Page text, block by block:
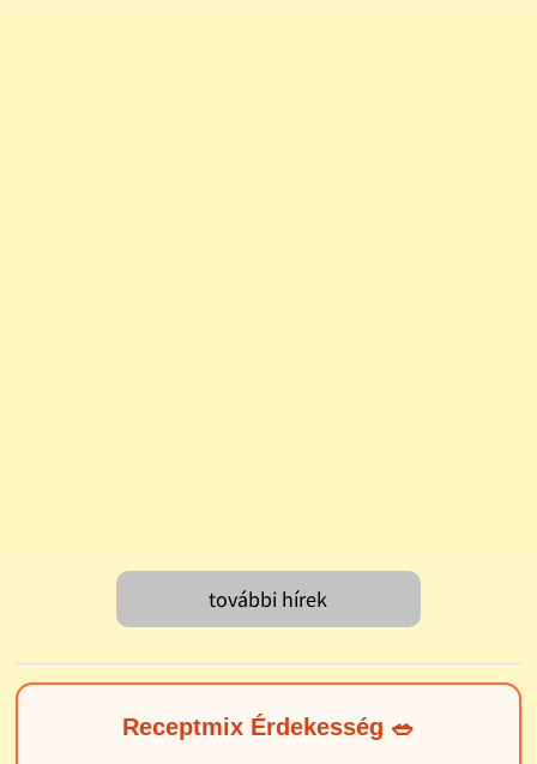
további hírek
Receptmix Érdekesség 🥗